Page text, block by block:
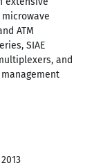
ATM
SIAE
and